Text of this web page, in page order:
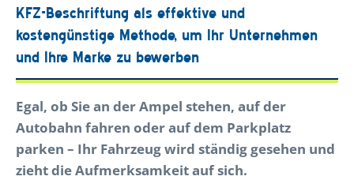
KFZ-Beschriftung als effektive und
kostengünstige Methode, um Ihr Unternehmen
und Ihre Marke zu bewerben
Egal, ob Sie an der Ampel stehen, auf der
Autobahn fahren oder auf dem Parkplatz
parken – Ihr Fahrzeug wird ständig gesehen und
zieht die Aufmerksamkeit auf sich.